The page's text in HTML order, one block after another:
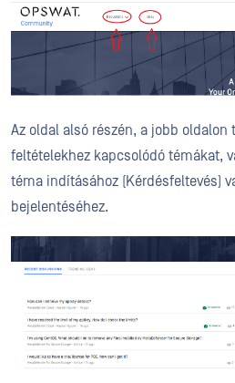
Az oldal alsó részén, a jobb oldalon
feltételekhez kapcsolódó témákat,
téma indításához (Kérdésfeltevés)
bejelentéséhez.